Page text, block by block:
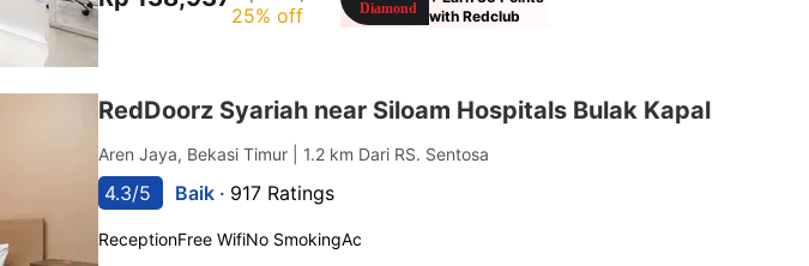
25% off
with Redclub
RedDoorz Syariah near Siloam Hospitals Bulak Kapal
Aren Jaya, Bekasi Timur | 1.2 km Dari RS. Sentosa
4.3/5 Baik · 917 Ratings
ReceptionFree WifiNo SmokingAc